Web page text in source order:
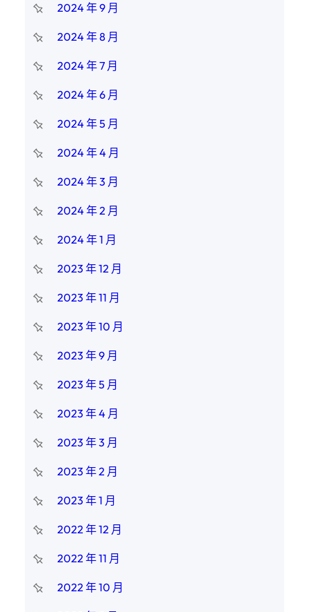
2024 年 9 月
2024 年 8 月
2024 年 7 月
2024 年 6 月
2024 年 5 月
2024 年 4 月
2024 年 3 月
2024 年 2 月
2024 年 1 月
2023 年 12 月
2023 年 11 月
2023 年 10 月
2023 年 9 月
2023 年 5 月
2023 年 4 月
2023 年 3 月
2023 年 2 月
2023 年 1 月
2022 年 12 月
2022 年 11 月
2022 年 10 月